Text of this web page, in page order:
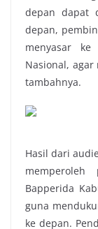
depan dapat
depan,
menyasar ke
Nasional,
tambahnya.
Hasil dari
Bapperida
guna
ke depan.